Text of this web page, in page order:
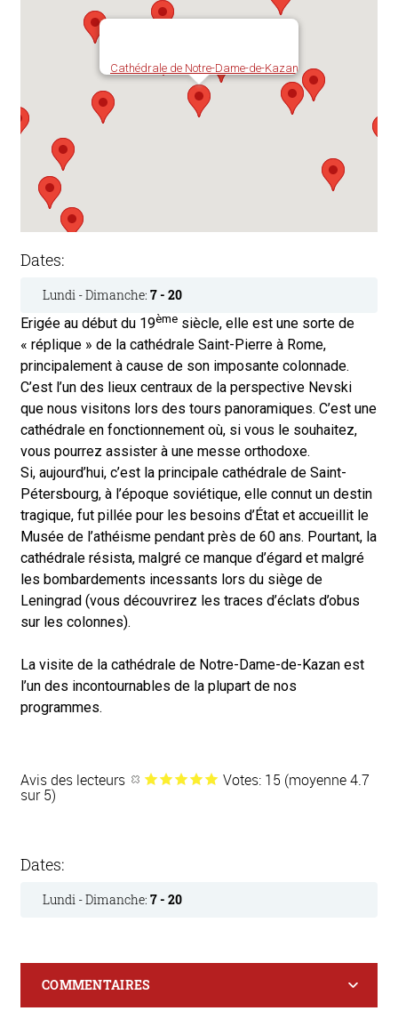
Cathédrale de Notre-Dame-de-Kazan
Dates:
Lundi - Dimanche: 7 - 20
Erigée au début du 19ème siècle, elle est une sorte de
« réplique » de la cathédrale Saint-Pierre à Rome,
principalement à cause de son imposante colonnade.
C’est l’un des lieux centraux de la perspective Nevski
que nous visitons lors des tours panoramiques. C’est une
cathédrale en fonctionnement où, si vous le souhaitez,
vous pourrez assister à une messe orthodoxe.
Si, aujourd’hui, c’est la principale cathédrale de Saint-
Pétersbourg, à l’époque soviétique, elle connut un destin
tragique, fut pillée pour les besoins d’État et accueillit le
Musée de l’athéisme pendant près de 60 ans. Pourtant, la
cathédrale résista, malgré ce manque d’égard et malgré
les bombardements incessants lors du siège de
Leningrad (vous découvrirez les traces d’éclats d’obus
sur les colonnes).
La visite de la cathédrale de Notre-Dame-de-Kazan est
l’un des incontournables de la plupart de nos
programmes.
Avis des lecteurs Votes: 15 (moyenne 4.7
sur 5)
Dates:
Lundi - Dimanche: 7 - 20
COMMENTAIRES